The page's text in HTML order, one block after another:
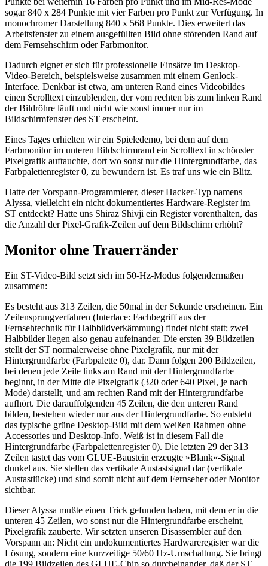
sogar 840 x 284 Punkte mit vier Farben pro Punkt zur Verfügung. In
monochromer Darstellung 840 x 568 Punkte. Dies erweitert das
Arbeitsfenster zu einem ausgefüllten Bild ohne störenden Rand auf
dem Fernsehschirm oder Farbmonitor.
Dadurch eignet er sich für professionelle Einsätze im Desktop-
Video-Bereich, beispielsweise zusammen mit einem Genlock-
Interface. Denkbar ist etwa, am unteren Rand eines Videobildes
einen Scrolltext einzublenden, der vom rechten bis zum linken Rand
der Bildröhre läuft und nicht wie sonst immer nur im
Bildschirmfenster des ST erscheint.
Eines Tages erhielten wir ein Spieledemo, bei dem auf dem
Farbmonitor im unteren Bildschirmrand ein Scrolltext in schönster
Pixelgrafik auftauchte, dort wo sonst nur die Hintergrundfarbe, das
Farbpalettenregister 0, zu bewundern ist. Es traf uns wie ein Blitz.
Hatte der Vorspann-Programmierer, dieser Hacker-Typ namens
Alyssa, vielleicht ein nicht dokumentiertes Hardware-Register im
ST entdeckt? Hatte uns Shiraz Shivji ein Register vorenthalten, das
die Anzahl der Pixel-Grafik-Zeilen auf dem Bildschirm erhöht?
Monitor ohne Trauerränder
Ein ST-Video-Bild setzt sich im 50-Hz-Modus folgendermaßen
zusammen:
Es besteht aus 313 Zeilen, die 50mal in der Sekunde erscheinen. Ein
Zeilensprungverfahren (Interlace: Fachbegriff aus der
Fernsehtechnik für Halbbildverkämmung) findet nicht statt; zwei
Halbbilder liegen also genau aufeinander. Die ersten 39 Bildzeilen
stellt der ST normalerweise ohne Pixelgrafik, nur mit der
Hintergrundfarbe (Farbpalette 0), dar. Dann folgen 200 Bildzeilen,
bei denen jede Zeile links am Rand mit der Hintergrundfarbe
beginnt, in der Mitte die Pixelgrafik (320 oder 640 Pixel, je nach
Mode) darstellt, und am rechten Rand mit der Hintergrundfarbe
aufhört. Die darauffolgenden 45 Zeilen, die den unteren Rand
bilden, bestehen wieder nur aus der Hintergrundfarbe. So entsteht
das typische grüne Desktop-Bild mit dem weißen Rahmen ohne
Accessories und Desktop-Info. Weiß ist in diesem Fall die
Hintergrundfarbe (Farbpalettenregister 0). Die letzten 29 der 313
Zeilen tastet das vom GLUE-Baustein erzeugte »Blank«-Signal
dunkel aus. Sie stellen das vertikale Austastsignal dar (vertikale
Austastlücke) und sind somit nicht auf dem Fernseher oder Monitor
sichtbar.
Dieser Alyssa mußte einen Trick gefunden haben, mit dem er in die
unteren 45 Zeilen, wo sonst nur die Hintergrundfarbe erscheint,
Pixelgrafik zauberte. Wir setzten unseren Disassembler auf den
Vorspann an: Nicht ein undokumentiertes Hardwareregister war die
Lösung, sondern eine kurzzeitige 50/60 Hz-Umschaltung. Sie bringt
die 199 Bildzeilen des GLUE-Chip so durcheinander, daß der ST